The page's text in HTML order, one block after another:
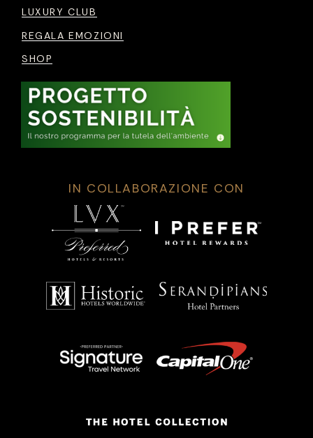
LUXURY CLUB
REGALA EMOZIONI
SHOP
IN COLLABORAZIONE CON